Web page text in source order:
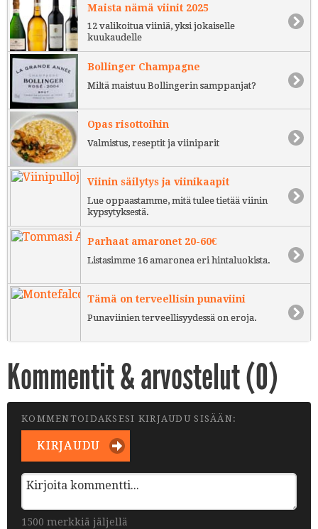
Maista nämä viinit 2025
12 valikoitua viiniä, yksi jokaiselle
kuukaudelle
Bollinger Champagne
Miltä maistuu Bollingerin samppanjat?
Opas risottoihin
Valmistus, reseptit ja viiniparit
Viinin säilytys ja viinikaapit
Lue oppaastamme, mitä tulee tietää viinin
kypsytyksestä.
Parhaat amaronet 20-60€
Listasimme 16 amaronea eri hintaluokista.
Tämä on terveellisin punaviini
Punaviinien terveellisyydessä on eroja.
Kommentit & arvostelut (0)
KOMMENTOIDAKSESI KIRJAUDU SISÄÄN:
KIRJAUDU
1500 merkkiä jäljellä